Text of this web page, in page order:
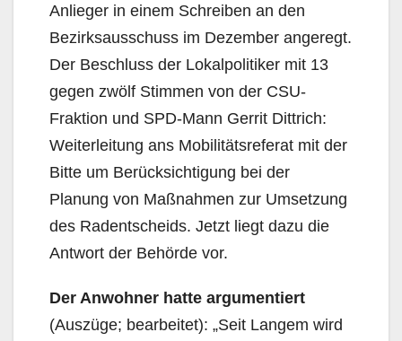
Anlieger in einem Schreiben an den
Bezirksausschuss im Dezember angeregt.
Der Beschluss der Lokalpolitiker mit 13
gegen zwölf Stimmen von der CSU-
Fraktion und SPD-Mann Gerrit Dittrich:
Weiterleitung ans Mobilitätsreferat mit der
Bitte um Berücksichtigung bei der
Planung von Maßnahmen zur Umsetzung
des Radentscheids. Jetzt liegt dazu die
Antwort der Behörde vor.
Der Anwohner hatte argumentiert
(Auszüge; bearbeitet): „Seit Langem wird